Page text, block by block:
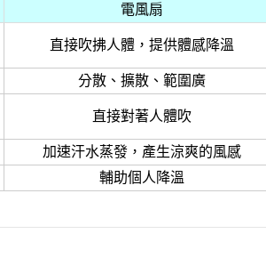
電風扇
直接吹拂人體，提供體感降溫
分散、擴散、範圍廣
直接對著人體吹
加速汗水蒸發，產生涼爽的風感
輔助個人降溫